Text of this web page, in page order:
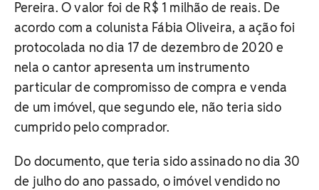
Pereira. O valor foi de R$ 1 milhão de reais. De
acordo com a colunista Fábia Oliveira, a ação foi
protocolada no dia 17 de dezembro de 2020 e
nela o cantor apresenta um instrumento
particular de compromisso de compra e venda
de um imóvel, que segundo ele, não teria sido
cumprido pelo comprador.
Do documento, que teria sido assinado no dia 30
de julho do ano passado, o imóvel vendido no